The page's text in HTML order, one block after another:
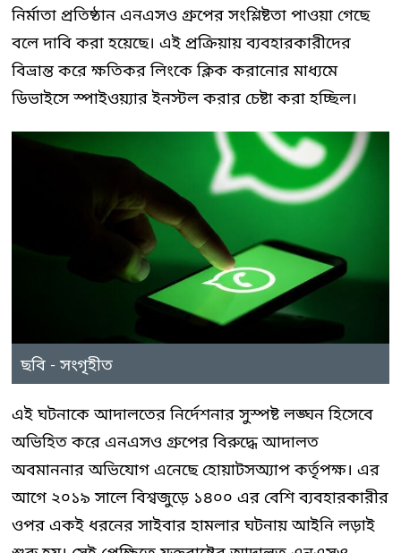
নির্মাতা প্রতিষ্ঠান এনএসও গ্রুপের সংশ্লিষ্টতা পাওয়া গেছে
বলে দাবি করা হয়েছে। এই প্রক্রিয়ায় ব্যবহারকারীদের
বিভ্রান্ত করে ক্ষতিকর লিংকে ক্লিক করানোর মাধ্যমে
ডিভাইসে স্পাইওয়্যার ইনস্টল করার চেষ্টা করা হচ্ছিল।
ছবি - সংগৃহীত
এই ঘটনাকে আদালতের নির্দেশনার সুস্পষ্ট লঙ্ঘন হিসেবে
অভিহিত করে এনএসও গ্রুপের বিরুদ্ধে আদালত
অবমাননার অভিযোগ এনেছে হোয়াটসঅ্যাপ কর্তৃপক্ষ। এর
আগে ২০১৯ সালে বিশ্বজুড়ে ১৪০০ এর বেশি ব্যবহারকারীর
ওপর একই ধরনের সাইবার হামলার ঘটনায় আইনি লড়াই